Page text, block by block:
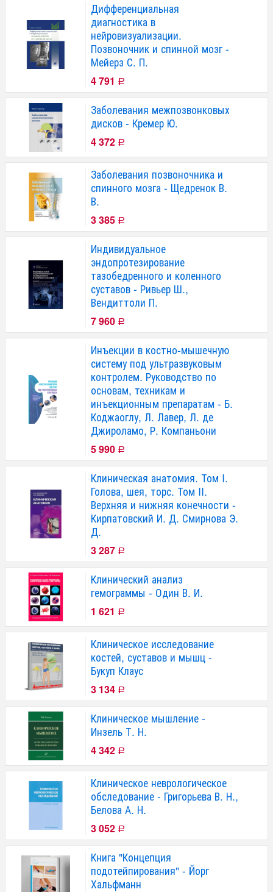
Дифференциальная
диагностика в
нейровизуализации.
Позвоночник и спинной мозг -
Мейерз С. П.
4 791 Р
Заболевания межпозвонковых
дисков - Кремер Ю.
4 372 Р
Заболевания позвоночника и
спинного мозга - Щедренок В.
В.
3 385 Р
Индивидуальное
эндопротезирование
тазобедренного и коленного
суставов - Ривьер Ш.,
Вендиттоли П.
7 960 Р
Инъекции в костно-мышечную
систему под ультразвуковым
контролем. Руководство по
основам, техникам и
инъекционным препаратам - Б.
Коджаоглу, Л. Лавер, Л. де
Джироламо, Р. Компаньони
5 990 Р
Клиническая анатомия. Том I.
Голова, шея, торс. Том II.
Верхняя и нижняя конечности -
Кирпатовский И. Д. Смирнова Э.
Д.
3 287 Р
Клинический анализ
гемограммы - Один В. И.
1 621 Р
Клиническое исследование
костей, суставов и мышц -
Букуп Клаус
3 134 Р
Клиническое мышление -
Инзель Т. Н.
4 342 Р
Клиническое неврологическое
обследование - Григорьева В. Н.,
Белова А. Н.
3 052 Р
Книга "Концепция
подотейпирования" - Йорг
Хальфманн